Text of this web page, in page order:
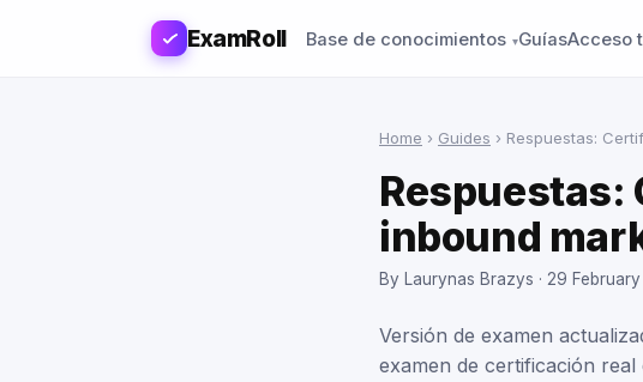
ExamRoll Base de conocimientos GuíasAcceso
Home › Guides › Respuestas:
Respuestas:
inbound
By Laurynas Brazys · 29
Versión de examen
examen de certificación